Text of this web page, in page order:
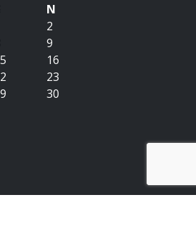
N
2
9
16
23
30